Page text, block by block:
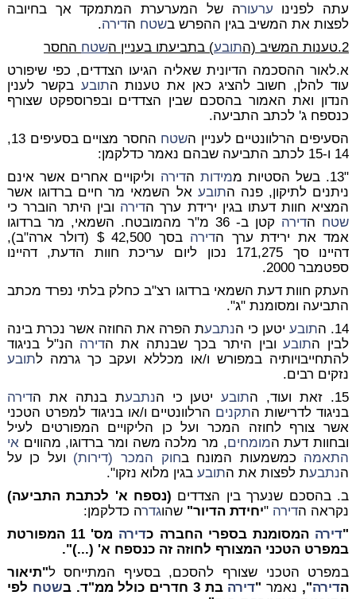
עתה לפנינו ערעורה של המערערת המתמקד אך בחיובה
לפצות את המשיב בגין ההפרש בשטח הדירה.
2. טענות המשיב (התובע) בתביעתו בעניין השטח החסר
א.לאור ההסכמה הדיונית שאליה הגיעו הצדדים, כפי שיפורט
עוד להלן, חשוב להציג כאן את טענות התובע בקשר לענין
הנדון ואת האמור בהסכם שבין הצדדים ובפרוספקט שצורף
כנספח ג' לכתב התביעה.
הסעיפים הרלוונטיים לעניין השטח
החסר מצויים בסעיפים 13,
14 ו-15 לכתב התביעה שבהם נאמר כדלקמן:
"13. בשל הסטיות מ
מידות הדירה וליקויים אחרים אשר אינם
ניתנים לתיקון, פנה התובע אל השמאי מר חיים ברדוגו אשר
המציא חוות דעתו בגין ירידת ערך הדירה ובין היתר הוברר כי
שטח הדירה
קטן ב- 36 מ"ר מהמובטח. השמאי, מר ברדוגו
אמד את ירידת ערך הדירה
בסך 42,500 $ (דולר ארה"ב),
דהיינו סך 171,275 נכון ליום עריכת חוות הדעת, דהיינו
ספטמבר 2000.
העתק חוות דעת השמאי ברדוגו רצ"ב כחלק בלתי נפרד מכתב
התביעה ומסומנת "ג".
14. ה
תובעיטען כי הנתבעת הפרה את החוזה אשר נכרת בינה
לבין התובעובין היתר בכך שבנתה את הדירה הנ"ל בניגוד
להתחייבויותיה במפורש ו/או מכללא ועקב כך גרמה לתובע
נזקים רבים.
15. זאת ועוד, ה
תובעיטען כי הנתבעת בנתה את הדירה
בניגוד לדרישות התקנים הרלוונטיים ו/או בניגוד למפרט הטכני
אשר צורף לחוזה המכר ועל כן הליקויים המפורטים לעיל
ובחוות דעת המומחים, מר מלכה משה ומר ברדוגו, מהווים אי
התאמה כמשמעות המונח בחוק המכר (דירות) ועל כן על
הנתבעת לפצות את התובעבגין מלוא נזקו".
ב. בהסכם שנערך בין הצדדים (נספח א' לכתבת התביעה)
נקראה הדירה "יחידת הדיור" שהוגדרה כדלקמן:
"דירה המסומנת בספרי החברה כדירה
מס' 11 המפורטת
במפרט הטכני המצורף לחוזה זה כנספח א' (...)".
במפרט הטכני שצורף להסכם, בסעיף המתייחס ל"תיאור
הדירה", נאמר "דירה בת 3 חדרים כולל ממ"ד. ב שטח לפי